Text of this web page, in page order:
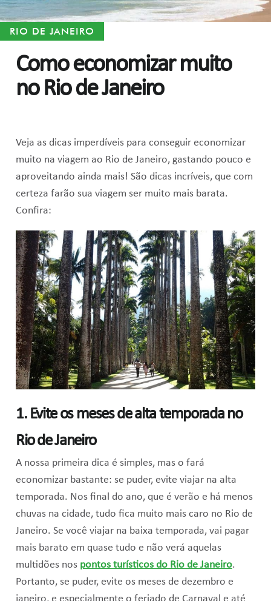
RIO DE JANEIRO
Como economizar muito
no Rio de Janeiro
Veja as dicas imperdíveis para conseguir economizar
muito na viagem ao Rio de Janeiro, gastando pouco e
aproveitando ainda mais! São dicas incríveis, que com
certeza farão sua viagem ser muito mais barata.
Confira:
1. Evite os meses de alta temporada no
Rio de Janeiro
A nossa primeira dica é simples, mas o fará
economizar bastante: se puder, evite viajar na alta
temporada. Nos final do ano, que é verão e há menos
chuvas na cidade, tudo fica muito mais caro no Rio de
Janeiro. Se você viajar na baixa temporada, vai pagar
mais barato em quase tudo e não verá aquelas
multidões nos pontos turísticos do Rio de Janeiro.
Portanto, se puder, evite os meses de dezembro e